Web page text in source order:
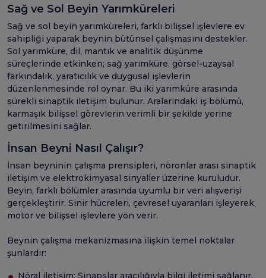
Sağ ve Sol Beyin Yarımküreleri
Sağ ve sol beyin yarımküreleri, farklı bilişsel işlevlere ev
sahipliği yaparak beynin bütünsel çalışmasını destekler.
Sol yarımküre, dil, mantık ve analitik düşünme
süreçlerinde etkinken; sağ yarımküre, görsel-uzaysal
farkındalık, yaratıcılık ve duygusal işlevlerin
düzenlenmesinde rol oynar. Bu iki yarımküre arasında
sürekli sinaptik iletişim bulunur. Aralarındaki iş bölümü,
karmaşık bilişsel görevlerin verimli bir şekilde yerine
getirilmesini sağlar.
İnsan Beyni Nasıl Çalışır?
İnsan beyninin çalışma prensipleri, nöronlar arası sinaptik
iletişim ve elektrokimyasal sinyaller üzerine kuruludur.
Beyin, farklı bölümler arasında uyumlu bir veri alışverişi
gerçekleştirir. Sinir hücreleri, çevresel uyaranları işleyerek,
motor ve bilişsel işlevlere yön verir.
Beynin çalışma mekanizmasına ilişkin temel noktalar
şunlardır:
Nöral iletişim: Sinapslar aracılığıyla bilgi iletimi sağlanır.